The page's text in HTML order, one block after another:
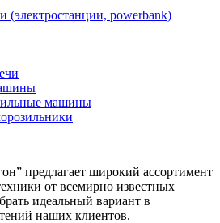
(электростанции, powerbank)
машины
предлагает широкий ассортимент
от всемирно известных
идеальный вариант в
наших клиентов.